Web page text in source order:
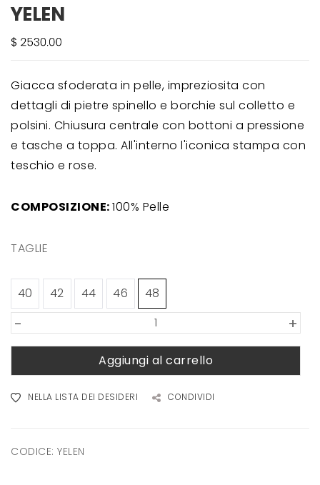
YELEN
Giacca sfoderata in pelle, impreziosita con
dettagli di pietre spinello e borchie sul colletto e
polsini. Chiusura centrale con bottoni a pressione
e tasche a toppa. All'interno l'iconica stampa con
teschio e rose.
COMPOSIZIONE:100% Pelle
TAGLIE
40 42 44 46 48
+
-
Aggiungi al carrello
NELLA LISTA DEI DESIDERI CONDIVIDI
CODICE: YELEN